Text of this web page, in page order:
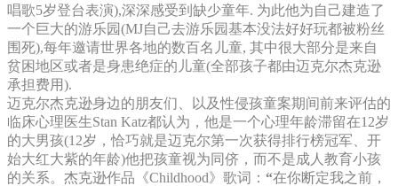
唱歌5岁登台表演),深深感受到缺少童年. 为此他为自己建造了
一个巨大的游乐园(MJ自己去游乐园基本没法好好玩都被粉丝
围死),每年邀请世界各地的数百名儿童, 其中很大部分是来自
贫困地区或者是身患绝症的儿童(全部孩子都由迈克尔杰克逊
承担费用).
迈克尔杰克逊身边的朋友们、以及性侵孩童案期间前来评估的
临床心理医生Stan Katz都认为，他是一个心理年龄滞留在12岁
的大男孩(12岁，恰巧就是迈克尔第一次获得排行榜冠军、开
始大红大紫的年龄)他把孩童视为同侪，而不是成人教育小孩
的关系。杰克逊作品《Childhood》歌词： “在你断定我之前，